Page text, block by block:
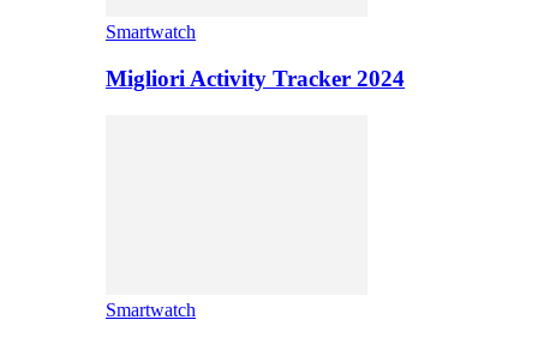
Smartwatch
Migliori Activity Tracker 2024
Smartwatch